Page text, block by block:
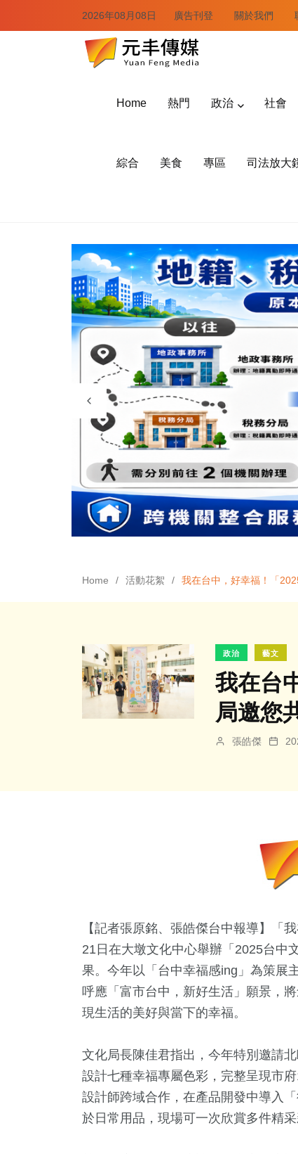
2026年08月08日 廣告刊登 關於我們
Home 熱門 政治 社會
綜合 美食 專區 司法放大
Home 活動花絮 我在台中，好幸福！「
政治 藝文
我在台
局邀您
張皓傑
【記者張原銘、張皓傑台中報導】「
21日在大墩文化中心舉辦「2025台中
果。今年以「台中幸福感ing」為策展
呼應「富市台中，新好生活」願景，
現生活的美好與當下的幸福。
文化局長陳佳君指出，今年特別邀請
設計七種幸福專屬色彩，完整呈現市
設計師跨域合作，在產品開發中導入
於日常用品，現場可一次欣賞多件精采